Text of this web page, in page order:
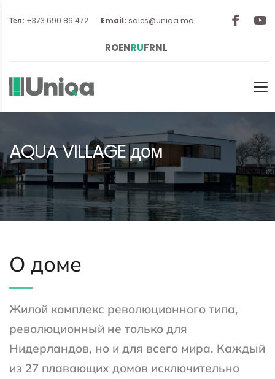
Тел: +373 690 86 472 Email: sales@uniqa.md
ROENRUFRNL
AQUA VILLAGE дом
О доме
Жилой комплекс революционного типа,
революционный не только для
Нидерландов, но и для всего мира. Каждый
из 27 плавающих домов исключительно